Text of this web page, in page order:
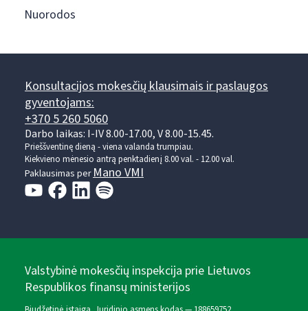
Nuorodos
Konsultacijos mokesčių klausimais ir paslaugos
gyventojams:
+370 5 260 5060
Darbo laikas: I-IV 8.00-17.00, V 8.00-15.45.
Prieššventinę dieną - viena valanda trumpiau.
Kiekvieno mėnesio antrą penktadienį 8.00 val. - 12.00 val.
Paklausimas per Mano VMI
Valstybinė mokesčių inspekcija prie Lietuvos
Respublikos finansų ministerijos